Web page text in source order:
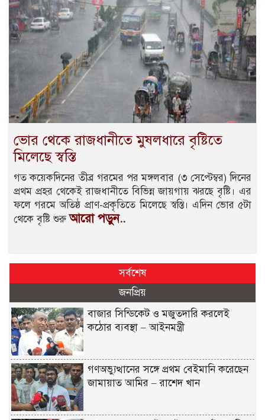
ভোর থেকে রাজধানীতে মুষলধারে বৃষ্টিতে
মিলেছে স্বস্তি
গত কয়েকদিনের তীব্র গরমের পর মঙ্গলবার (৩ সেপ্টেম্বর) দিনের
প্রথম প্রহর থেকেই রাজধানীতে বিভিন্ন জায়গায় ঝরছে বৃষ্টি। এর
ফলে গরমে অতিষ্ঠ প্রাণ-প্রকৃতিতে মিলেছে স্বস্তি। এদিন ভোর ৫টা
থেকে বৃষ্টি শুরুআরো পড়ুন..
সর্বশেষ
জনপ্রিয়
বাজার সিন্ডিকেট ও মজুতদারি করলেই
কঠোর ব্যবস্থা – আইনমন্ত্রী
গণঅভ্যুত্থানের সঙ্গে প্রথম বেইমানি করেছেন
জামায়াত আমির – রাশেদ খান